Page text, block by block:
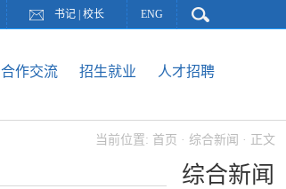
书记 校长 ENG
合作交流 招生就业 人才招聘
当前位置: 首页 · 综合新闻 · 正文
综合新闻